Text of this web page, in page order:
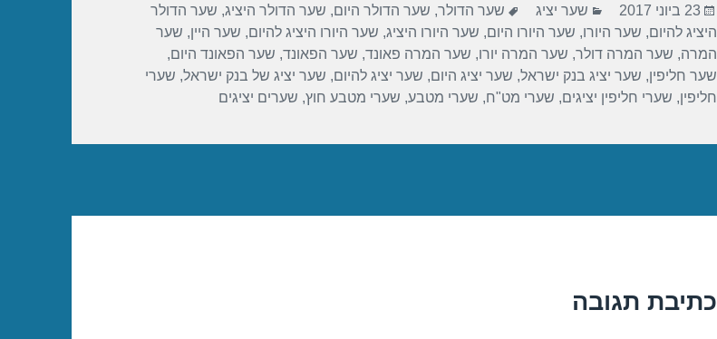
o
o
k
פורסם
בתאריך
23 ביוני 2017 קטגוריות
שער יציג תגיות
שער הדולר, שער הדולר היום, שער הדולר היציג, שער הדולר
היציג להיום, שער היורו, שער היורו היום, שער היורו היציג, שער היורו היציג להיום, שער היין, שער
המרה, שער המרה דולר, שער המרה יורו, שער המרה פאונד, שער הפאונד, שער הפאונד היום,
שער חליפין, שער יציג בנק ישראל, שער יציג היום, שער יציג להיום, שער יציג של בנק ישראל, שערי
חליפין, שערי חליפין יציגים, שערי מט"ח, שערי מטבע, שערי מטבע חוץ, שערים יציגים
כתיבת תגובה